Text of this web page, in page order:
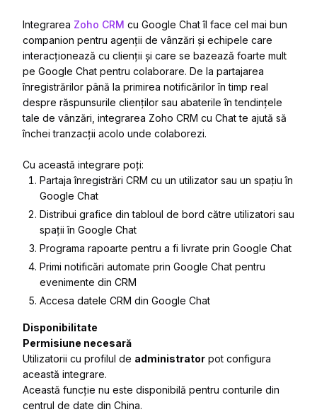
Integrarea Zoho CRM cu Google Chat îl face cel mai bun
companion pentru agenții de vânzări și echipele care
interacționează cu clienții și care se bazează foarte mult
pe Google Chat pentru colaborare. De la partajarea
înregistrărilor până la primirea notificărilor în timp real
despre răspunsurile clienților sau abaterile în tendințele
tale de vânzări, integrarea Zoho CRM cu Chat te ajută să
închei tranzacții acolo unde colaborezi.
Cu această integrare poți:
Partaja înregistrări CRM cu un utilizator sau un spațiu în
Google Chat
Distribui grafice din tabloul de bord către utilizatori sau
spații în Google Chat
Programa rapoarte pentru a fi livrate prin Google Chat
Primi notificări automate prin Google Chat pentru
evenimente din CRM
Accesa datele CRM din Google Chat
Disponibilitate
Permisiune necesară
Utilizatorii cu profilul de administrator pot configura
această integrare.
Această funcție nu este disponibilă pentru conturile din
centrul de date din China.